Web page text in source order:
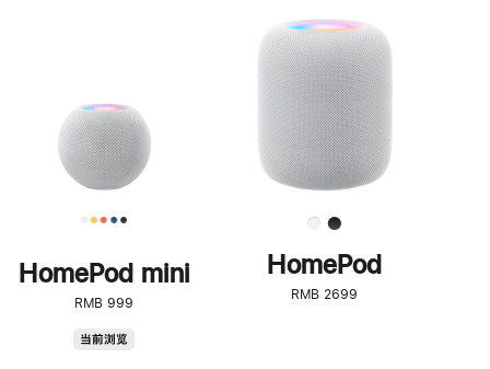
HomePod mini
RMB 999
当前浏览
步
了
解
HomePod<
HomePod
RMB 2699